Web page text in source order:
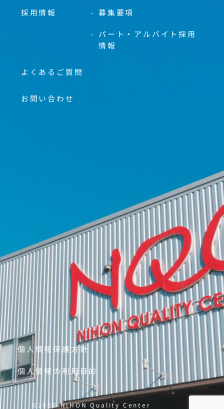
採用情報 募集要項
パート・アルバイト採用
情報
よくあるご質問
お問い合わせ
個人情報保護方針
個人情報の利用目的
©2026 NIHON Quality Center